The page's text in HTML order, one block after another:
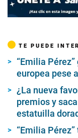
TE PUEDE
“Emilia
europea pese
¿La nueva
premios y
estatuilla
“Emilia